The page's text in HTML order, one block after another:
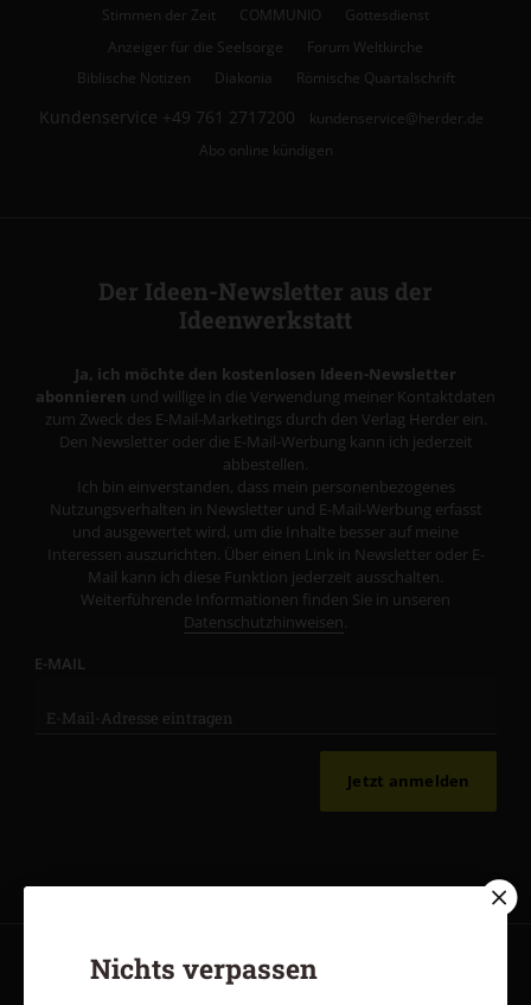
Stimmen der Zeit
COMMUNIO
Gottesdienst
Anzeiger für die Seelsorge
Forum Weltkirche
Biblische Notizen
Diakonia Römische Quartalschrift
Kundenservice +49 761 2717200
kundenservice@herder.de
Abo online kündigen
Der Ideen-Newsletter aus der
Ideenwerkstatt
Ja, ich möchte den kostenlosen Ideen-Newsletter
abonnieren und willige in die Verwendung meiner Kontaktdaten
zum Zweck des E-Mail-Marketings durch den Verlag Herder ein.
Den Newsletter oder die E-Mail-Werbung kann ich jederzeit
abbestellen.
Ich bin einverstanden, dass mein personenbezogenes
Nutzungsverhalten in Newsletter und E-Mail-Werbung erfasst
und ausgewertet wird, um die Inhalte besser auf meine
Interessen auszurichten. Über einen Link in Newsletter oder E-
Mail kann ich diese Funktion jederzeit ausschalten.
Weiterführende Informationen finden Sie in unseren
Datenschutzhinweisen
E-MAIL
Jetzt anmelden
AGB und Widerrufsbelehrung Datenschutz
Nichts verpassen